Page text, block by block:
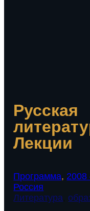
Русская
Лекции
Программа, 2008
Россия
Литература